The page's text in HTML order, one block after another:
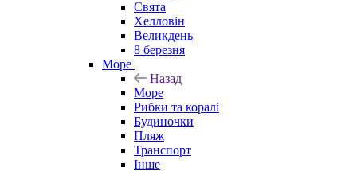
Свята
Хелловін
Великдень
8 березня
Море
Назад
Море
Рибки та коралі
Будиночки
Пляж
Транспорт
Інше